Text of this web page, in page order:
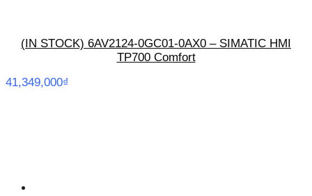
(IN STOCK) 6AV2124-0GC01-0AX0 – SIMATIC HMI
TP700 Comfort
41,349,000₫